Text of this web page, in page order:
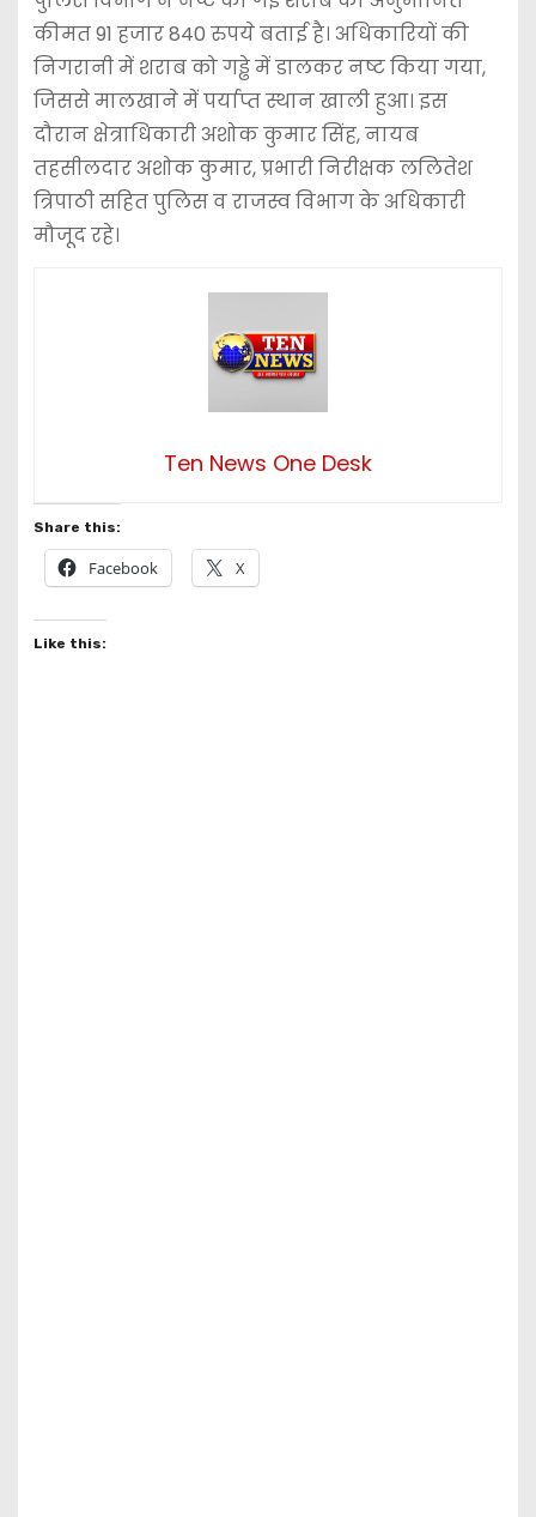
कीमत 91 हजार 840 रुपये बताई है। अधिकारियों की
निगरानी में शराब को गड्ढे में डालकर नष्ट किया गया,
जिससे मालखाने में पर्याप्त स्थान खाली हुआ। इस
दौरान क्षेत्राधिकारी अशोक कुमार सिंह, नायब
तहसीलदार अशोक कुमार, प्रभारी निरीक्षक ललितेश
त्रिपाठी सहित पुलिस व राजस्व विभाग के अधिकारी
मौजूद रहे।
Ten News One Desk
Share this:
Facebook X
Like this: